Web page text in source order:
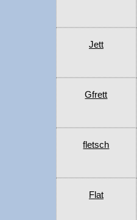
Jett
Gfrett
fletsch
Flat